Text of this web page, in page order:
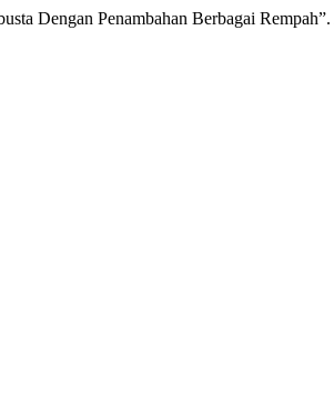
Dengan Penambahan Berbagai Rempah”.